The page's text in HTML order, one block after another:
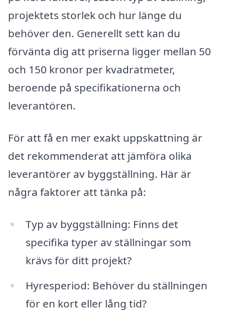
projektets storlek och hur länge du
behöver den. Generellt sett kan du
förvänta dig att priserna ligger mellan 50
och 150 kronor per kvadratmeter,
beroende på specifikationerna och
leverantören.
För att få en mer exakt uppskattning är
det rekommenderat att jämföra olika
leverantörer av byggställning. Här är
några faktorer att tänka på:
Typ av byggställning: Finns det
specifika typer av ställningar som
krävs för ditt projekt?
Hyresperiod: Behöver du ställningen
för en kort eller lång tid?